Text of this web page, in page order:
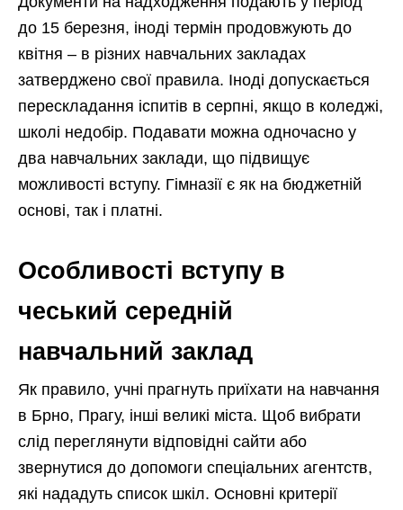
до 15 березня, іноді термін продовжують до
квітня – в різних навчальних закладах
затверджено свої правила. Іноді допускається
перескладання іспитів в серпні, якщо в коледжі,
школі недобір. Подавати можна одночасно у
два навчальних заклади, що підвищує
можливості вступу. Гімназії є як на бюджетній
основі, так і платні.
Особливості вступу в
чеський середній
навчальний заклад
Як правило, учні прагнуть приїхати на навчання
в Брно, Прагу, інші великі міста. Щоб вибрати
слід переглянути відповідні сайти або
звернутися до допомоги спеціальних агентств,
які нададуть список шкіл. Основні критерії